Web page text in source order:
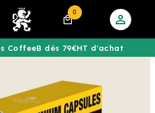
0
CoffeeB dès 79€HT d'achat